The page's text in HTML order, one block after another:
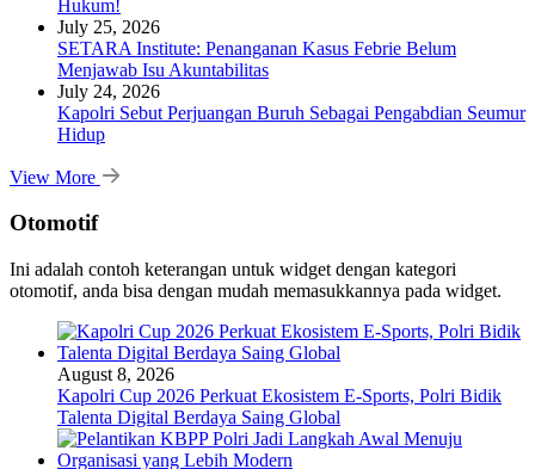
Hukum!
July 25, 2026
SETARA Institute: Penanganan Kasus Febrie Belum
Menjawab Isu Akuntabilitas
July 24, 2026
Kapolri Sebut Perjuangan Buruh Sebagai Pengabdian Seumur
Hidup
View More
Otomotif
Ini adalah contoh keterangan untuk widget dengan kategori
otomotif, anda bisa dengan mudah memasukkannya pada widget.
August 8, 2026
Kapolri Cup 2026 Perkuat Ekosistem E-Sports, Polri Bidik
Talenta Digital Berdaya Saing Global